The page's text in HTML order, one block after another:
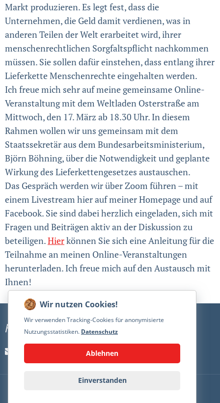
Wir verwenden Tracking-Cookies für anonymisierte
Nutzungsstatistiken. Datenschutz
Ablehnen
Einverstanden
Markt produzieren. Es legt fest, dass die
Unternehmen, die Geld damit verdienen, was in
anderen Teilen der Welt erarbeitet wird, ihrer
menschenrechtlichen Sorgfaltspflicht nachkommen
müssen. Sie sollen dafür einstehen, dass entlang ihrer
Lieferkette Menschenrechte eingehalten werden.
Ich freue mich sehr auf meine gemeinsame Online-
Veranstaltung mit dem Weltladen Osterstraße am
Mittwoch, den 17. März ab 18.30 Uhr. In diesem
Rahmen wollen wir uns gemeinsam mit dem
Staatssekretär aus dem Bundesarbeitsministerium,
Björn Böhning, über die Notwendigkeit und geplante
Wirkung des Lieferkettengesetzes austauschen.
Das Gespräch werden wir über Zoom führen – mit
einem Livestream hier auf meiner Homepage und auf
Facebook. Sie sind dabei herzlich eingeladen, sich mit
Fragen und Beiträgen aktiv an der Diskussion zu
beteiligen.Hierkönnen Sie sich eine Anleitung für die
Teilnahme an meinen Online-Veranstaltungen
herunterladen. Ich freue mich auf den Austausch mit
Ihnen!
Kontakt
kontakt@nielsannen.de